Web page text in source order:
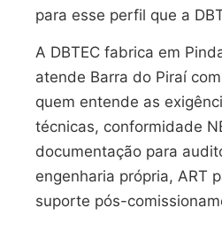
para esse perfil que a
A DBTEC fabrica em
atende Barra do Piraí
quem entende as
técnicas, conformidade
documentação para
engenharia própria, ART
suporte pós-